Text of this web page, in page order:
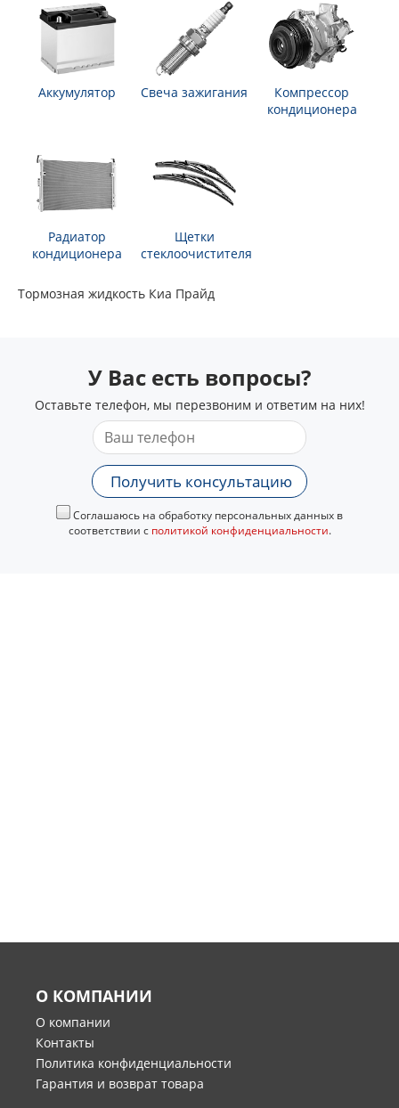
Аккумулятор Свеча зажигания
Компрессор
кондиционера
Радиатор
кондиционера
Щетки
стеклоочистителя
Тормозная жидкость Киа Прайд
У Вас есть вопросы?
Оставьте телефон, мы перезвоним и ответим на них!
Получить консультацию
Соглашаюсь на обработку персональных данных в
соответствии с политикой конфиденциальности.
О КОМПАНИИ
О компании
Контакты
Политика конфиденциальности
Гарантия и возврат товара